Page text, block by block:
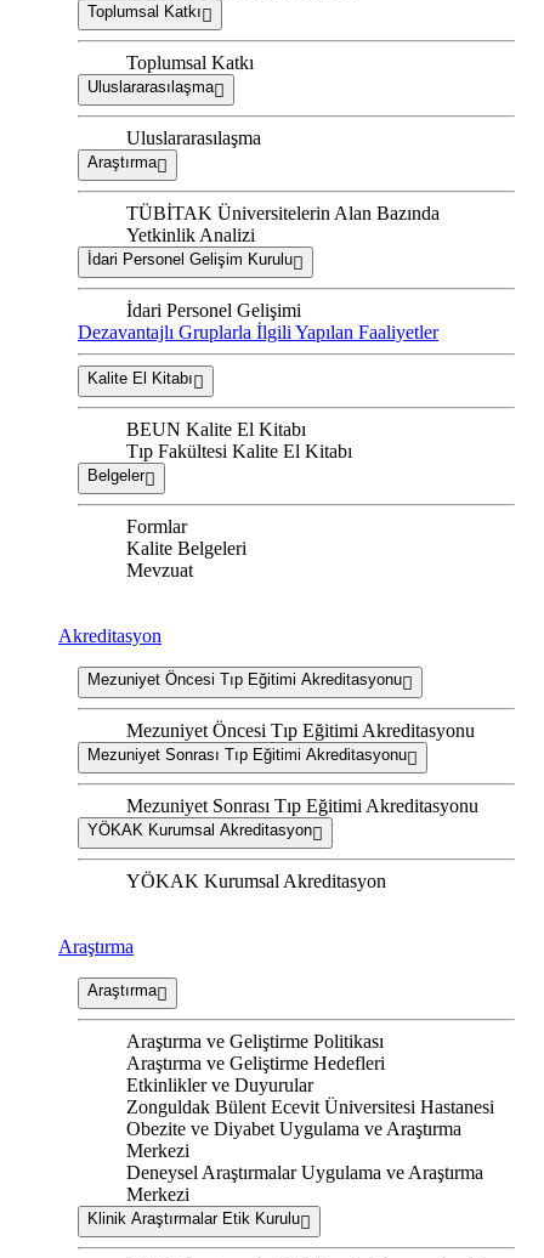
Toplumsal Katkı
Toplumsal Katkı
Uluslararasılaşma
Uluslararasılaşma
Araştırma
TÜBİTAK Üniversitelerin Alan Bazında
Yetkinlik Analizi
İdari Personel Gelişim Kurulu
İdari Personel Gelişimi
Dezavantajlı Gruplarla İlgili Yapılan Faaliyetler
Kalite El Kitabı
BEUN Kalite El Kitabı
Tıp Fakültesi Kalite El Kitabı
Belgeler
Formlar
Kalite Belgeleri
Mevzuat
Akreditasyon
Mezuniyet Öncesi Tıp Eğitimi Akreditasyonu
Mezuniyet Öncesi Tıp Eğitimi Akreditasyonu
Mezuniyet Sonrası Tıp Eğitimi Akreditasyonu
Mezuniyet Sonrası Tıp Eğitimi Akreditasyonu
YÖKAK Kurumsal Akreditasyon
YÖKAK Kurumsal Akreditasyon
Araştırma
Araştırma
Araştırma ve Geliştirme Politikası
Araştırma ve Geliştirme Hedefleri
Etkinlikler ve Duyurular
Zonguldak Bülent Ecevit Üniversitesi Hastanesi
Obezite ve Diyabet Uygulama ve Araştırma
Merkezi
Deneysel Araştırmalar Uygulama ve Araştırma
Merkezi
Klinik Araştırmalar Etik Kurulu